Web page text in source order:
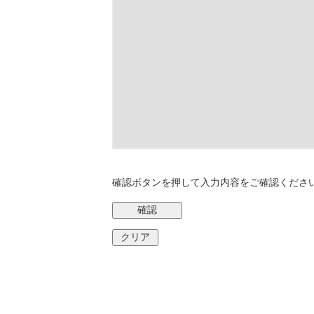
確認ボタンを押して入力内容をご確認くださ